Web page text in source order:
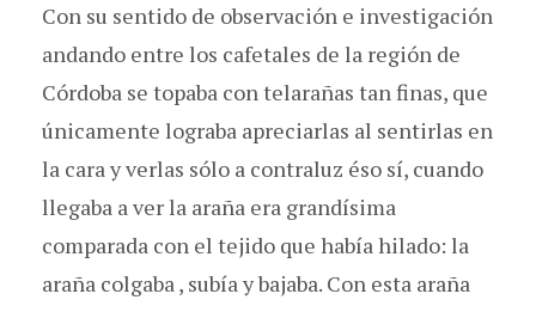
Con su sentido de observación e investigación
andando entre los cafetales de la región de
Córdoba se topaba con telarañas tan finas, que
únicamente lograba apreciarlas al sentirlas en
la cara y verlas sólo a contraluz éso sí, cuando
llegaba a ver la araña era grandísima
comparada con el tejido que había hilado: la
araña colgaba , subía y bajaba. Con esta araña